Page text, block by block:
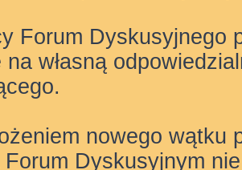
Forum Dyskusyjnego
na własną
nowego
Dyskusyjnym nie